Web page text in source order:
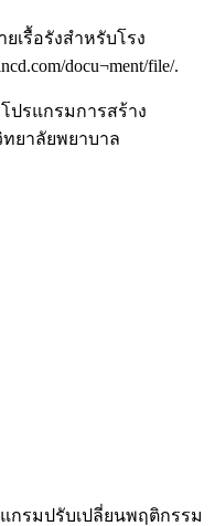
เรื้อรังสำหรับโรง
docu¬ment/file/.
รแกรมการสร้าง
ทยาลัยพยาบาล
กรมปรับเปลี่ยนพฤติกรรม